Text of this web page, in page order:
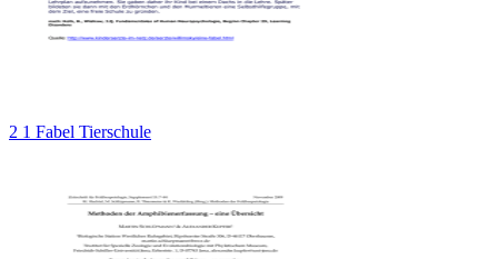
2 1 Fabel Tierschule